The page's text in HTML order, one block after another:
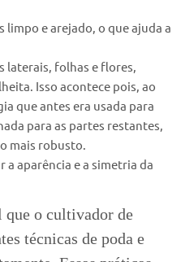
e arejado, o que ajuda a
laterais, folhas e flores,
Isso acontece pois, ao
que antes era usada para
para as partes restantes,
mais robusto.
aparência e a simetria da
que o cultivador de
técnicas de poda e